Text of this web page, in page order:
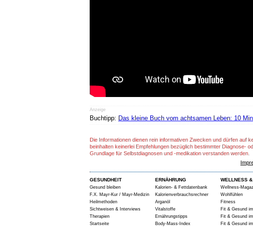
Anzeige
Buchtipp: Das kleine Buch vom achtsamen Leben: 10
Die Informationen dienen rein informativen Zwecken und dürfen auf
beinhalten keinerlei Empfehlungen bezüglich bestimmter Diagnose-
Grundlage für Selbstdiagnosen und -medikation verstanden werden.
GESUNDHEIT
Gesund bleiben
F.X. Mayr-Kur / Mayr-Medizin
Heilmethoden
Sichtweisen & Interviews
Therapien
Startseite
ERNÄHRUNG
Kalorien- & Fettdatenbank
Kalorienverbrauchsrechner
Arganöl
Vitalstoffe
Ernährungstipps
Body-Mass-Index
WELLNESS
Wellness-
Wohlfühlen
Fitness
Fit & Gesund
Fit & Gesund
Fit & Gesund